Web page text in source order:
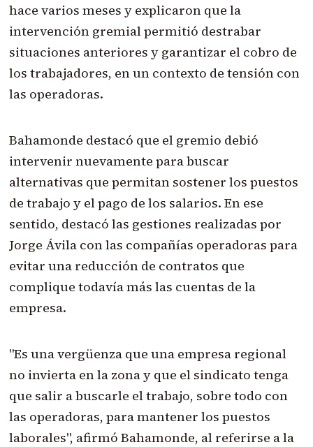
hace varios meses y explicaron que la
intervención gremial permitió destrabar
situaciones anteriores y garantizar el cobro de
los trabajadores, en un contexto de tensión con
las operadoras.
Bahamonde destacó que el gremio debió
intervenir nuevamente para buscar
alternativas que permitan sostener los puestos
de trabajo y el pago de los salarios. En ese
sentido, destacó las gestiones realizadas por
Jorge Ávila con las compañías operadoras para
evitar una reducción de contratos que
complique todavía más las cuentas de la
empresa.
"Es una vergüenza que una empresa regional
no invierta en la zona y que el sindicato tenga
que salir a buscarle el trabajo, sobre todo con
las operadoras, para mantener los puestos
laborales", afirmó Bahamonde, al referirse a la